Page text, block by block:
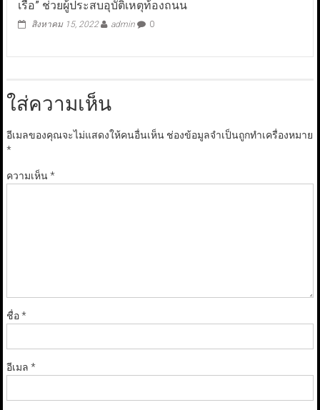
เรือ” ช่วยผู้ประสบอุบัติเหตุท้องถนน
สิงหาคม 15, 2022 admin 0
ใส่ความเห็น
อีเมลของคุณจะไม่แสดงให้คนอื่นเห็น ช่องข้อมูลจำเป็นถูกทำเครื่องหมาย
*
ความเห็น*
ชื่อ*
อีเมล *